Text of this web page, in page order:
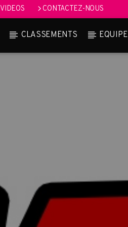
VIDEOS CONTACTEZ-NOUS
CLASSEMENTS EQUIPE